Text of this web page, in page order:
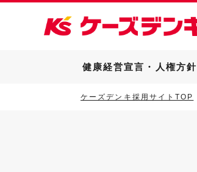
健康経営宣言・人権方針
ケーズデンキ採用サイトTOP